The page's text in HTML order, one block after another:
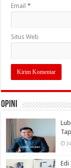
Email*
Situs Web
OPINI
Edi